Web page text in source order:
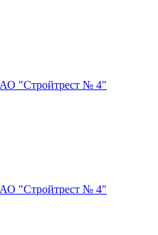
"Стройтрест № 4"
"Стройтрест № 4"